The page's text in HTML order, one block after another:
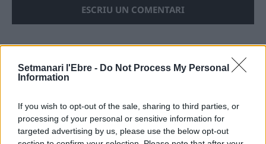
Setmanari l'Ebre - Do Not Process My Personal
Information
If you wish to opt-out of the sale, sharing to third parties, or
processing of your personal or sensitive information for
targeted advertising by us, please use the below opt-out
ÚLTIMES NOTÍCIES
termini de les obres de l’aparcament
dels terrenys de Renfe per les altes
temperatures